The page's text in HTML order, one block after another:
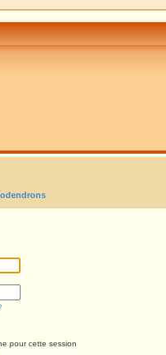
pour cette session